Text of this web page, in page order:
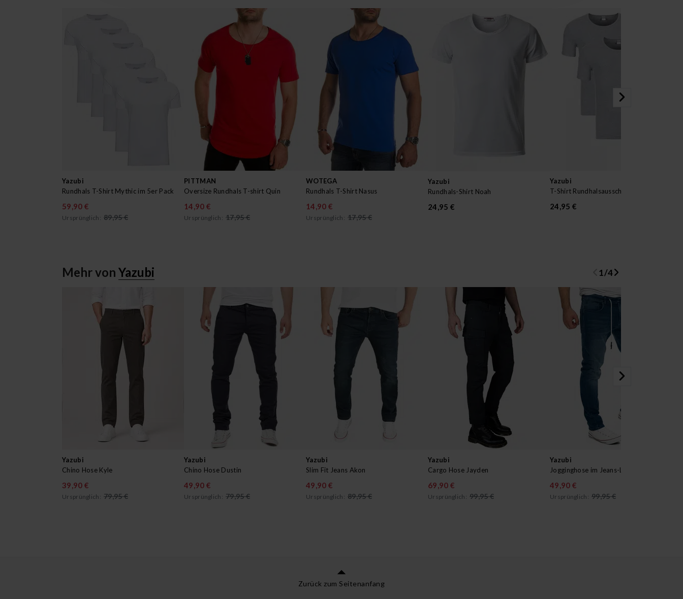
Yazubi
Rundhals T-Shirt Mythic im 5er Pack
59,90 €
Ursprünglich: 89,95 €
PITTMAN
Oversize Rundhals T-shirt Quin
14,90 €
Ursprünglich: 17,95 €
WOTEGA
Rundhals T-Shirt Nasus
14,90 €
Ursprünglich: 17,95 €
Yazubi
Rundhals-Shirt Noah
24,95 €
Yazubi
24,95 €
Mehr von Yazubi 1/4
Yazubi
Chino Hose Kyle
39,90 €
Ursprünglich: 79,95 €
Yazubi
Chino Hose Dustin
49,90 €
Ursprünglich: 79,95 €
Yazubi
Slim Fit Jeans Akon
49,90 €
Ursprünglich: 89,95 €
Yazubi
Cargo Hose Jayden
69,90 €
Ursprünglich: 99,95 €
Yazubi
Jogginghose im Jeans-Look Erik
49,90 €
Ursprünglich: 99,95 €
Zurück zum Seitenanfang